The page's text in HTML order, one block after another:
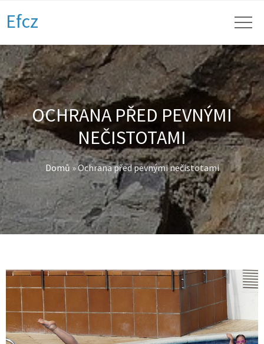
Efcz
OCHRANA PŘED PEVNÝMI
NEČISTOTAMI
Domů »Ochrana před pevnými nečistotami